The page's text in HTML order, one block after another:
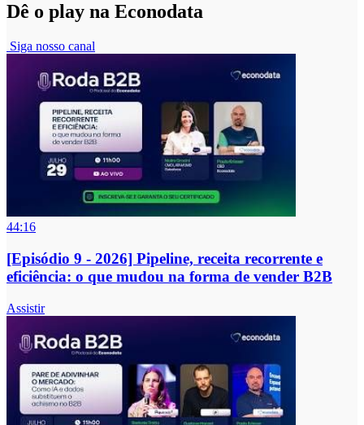
Dê o play na Econodata
Siga nosso canal
44:16
[Episódio 9 - 2026] Pipeline, receita recorrente e
eficiência: o que mudou na forma de vender B2B
Assistir